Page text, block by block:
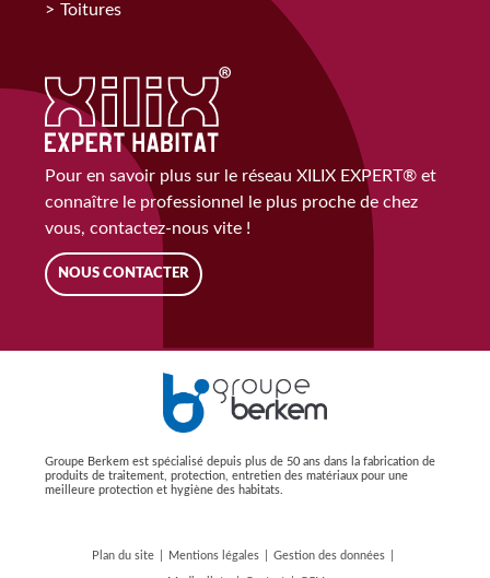
Toitures
Pour en savoir plus sur le réseau XILIX EXPERT® et
connaître le professionnel le plus proche de chez
vous, contactez-nous vite !
NOUS CONTACTER
Groupe Berkem est spécialisé depuis plus de 50 ans dans la fabrication de
produits de traitement, protection, entretien des matériaux pour une
meilleure protection et hygiène des habitats.
Plan du site Mentions légales Gestion des données